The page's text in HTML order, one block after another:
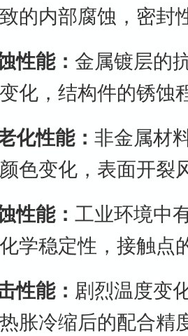
的内部腐蚀，密封
性能：金属镀层的
化，结构件的锈蚀
化性能：非金属材
色变化，表面开裂
性能：工业环境中
学稳定性，接触点
性能： 剧烈温度变
胀冷缩后的配合精